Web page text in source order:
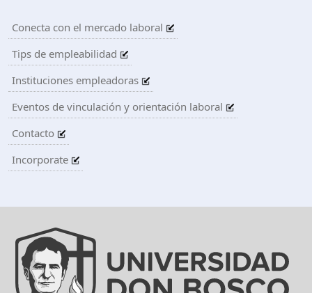
Conecta con el mercado laboral
Tips de empleabilidad
Instituciones empleadoras
Eventos de vinculación y orientación laboral
Contacto
Incorporate